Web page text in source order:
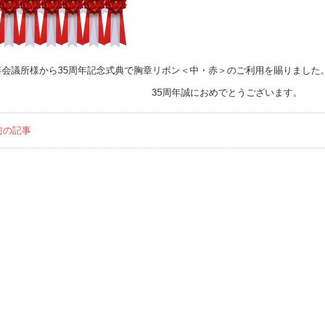
議所様から35周年記念式典で胸章リボン＜中・赤＞のご利用を賜りました。
35周年誠におめでとうございます。
の記事